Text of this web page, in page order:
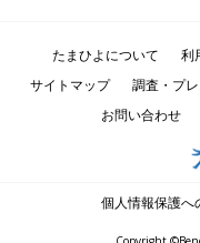
たまひよについて 利
サイトマップ
調査・プ
お問い合わせ
個人情報保護へ